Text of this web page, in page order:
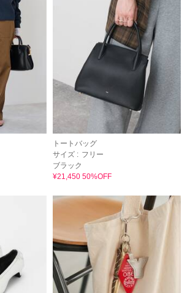
トートバッグ
サイズ : フリー
ブラック
¥21,450 50%OFF